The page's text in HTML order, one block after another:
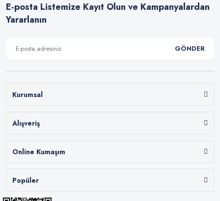
E-posta Listemize Kayıt Olun ve Kampanyalardan
Yararlanın
GÖNDER
Kurumsal
Alışveriş
Online Kumaşım
Popüler